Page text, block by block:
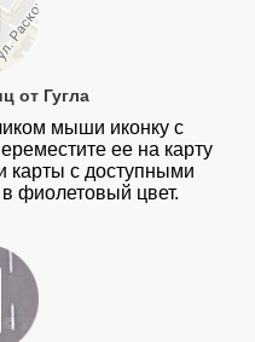
от Гугла
мыши иконку с
ее на карту
карты с доступными
фиолетовый цвет.